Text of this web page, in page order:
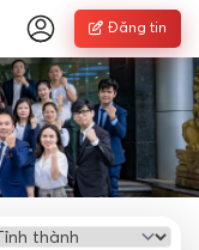
Đăng tin